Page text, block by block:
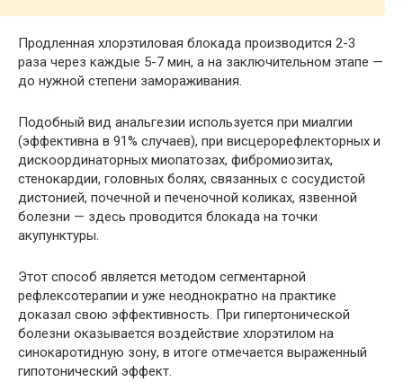
Продленная хлорэтиловая блокада производится 2-3
раза через каждые 5-7 мин, а на заключительном этапе —
до нужной степени замораживания.
Подобный вид анальгезии используется при миалгии
(эффективна в 91% случаев), при висцерорефлекторных и
дискоординаторных миопатозах, фибромиозитах,
стенокардии, головных болях, связанных с сосудистой
дистонией, почечной и печеночной коликах, язвенной
болезни — здесь проводится блокада на точки
акупунктуры.
Этот способ является методом сегментарной
рефлексотерапии и уже неоднократно на практике
доказал свою эффективность. При гипертонической
болезни оказывается воздействие хлорэтилом на
синокаротидную зону, в итоге отмечается выраженный
гипотонический эффект.